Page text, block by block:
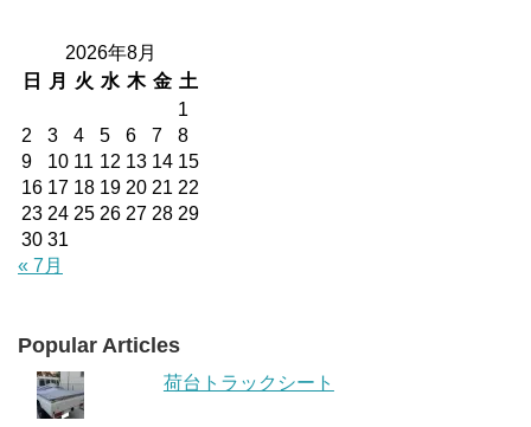
2026年8月
日
月 火 水 木 金 土
1
2
3 4 5 6 7
8
9
10 11 12 13 14 15
16 17 18 19 20 21 22
23 24 25 26 27 28 29
30 31
« 7月
Popular Articles
荷台トラックシート